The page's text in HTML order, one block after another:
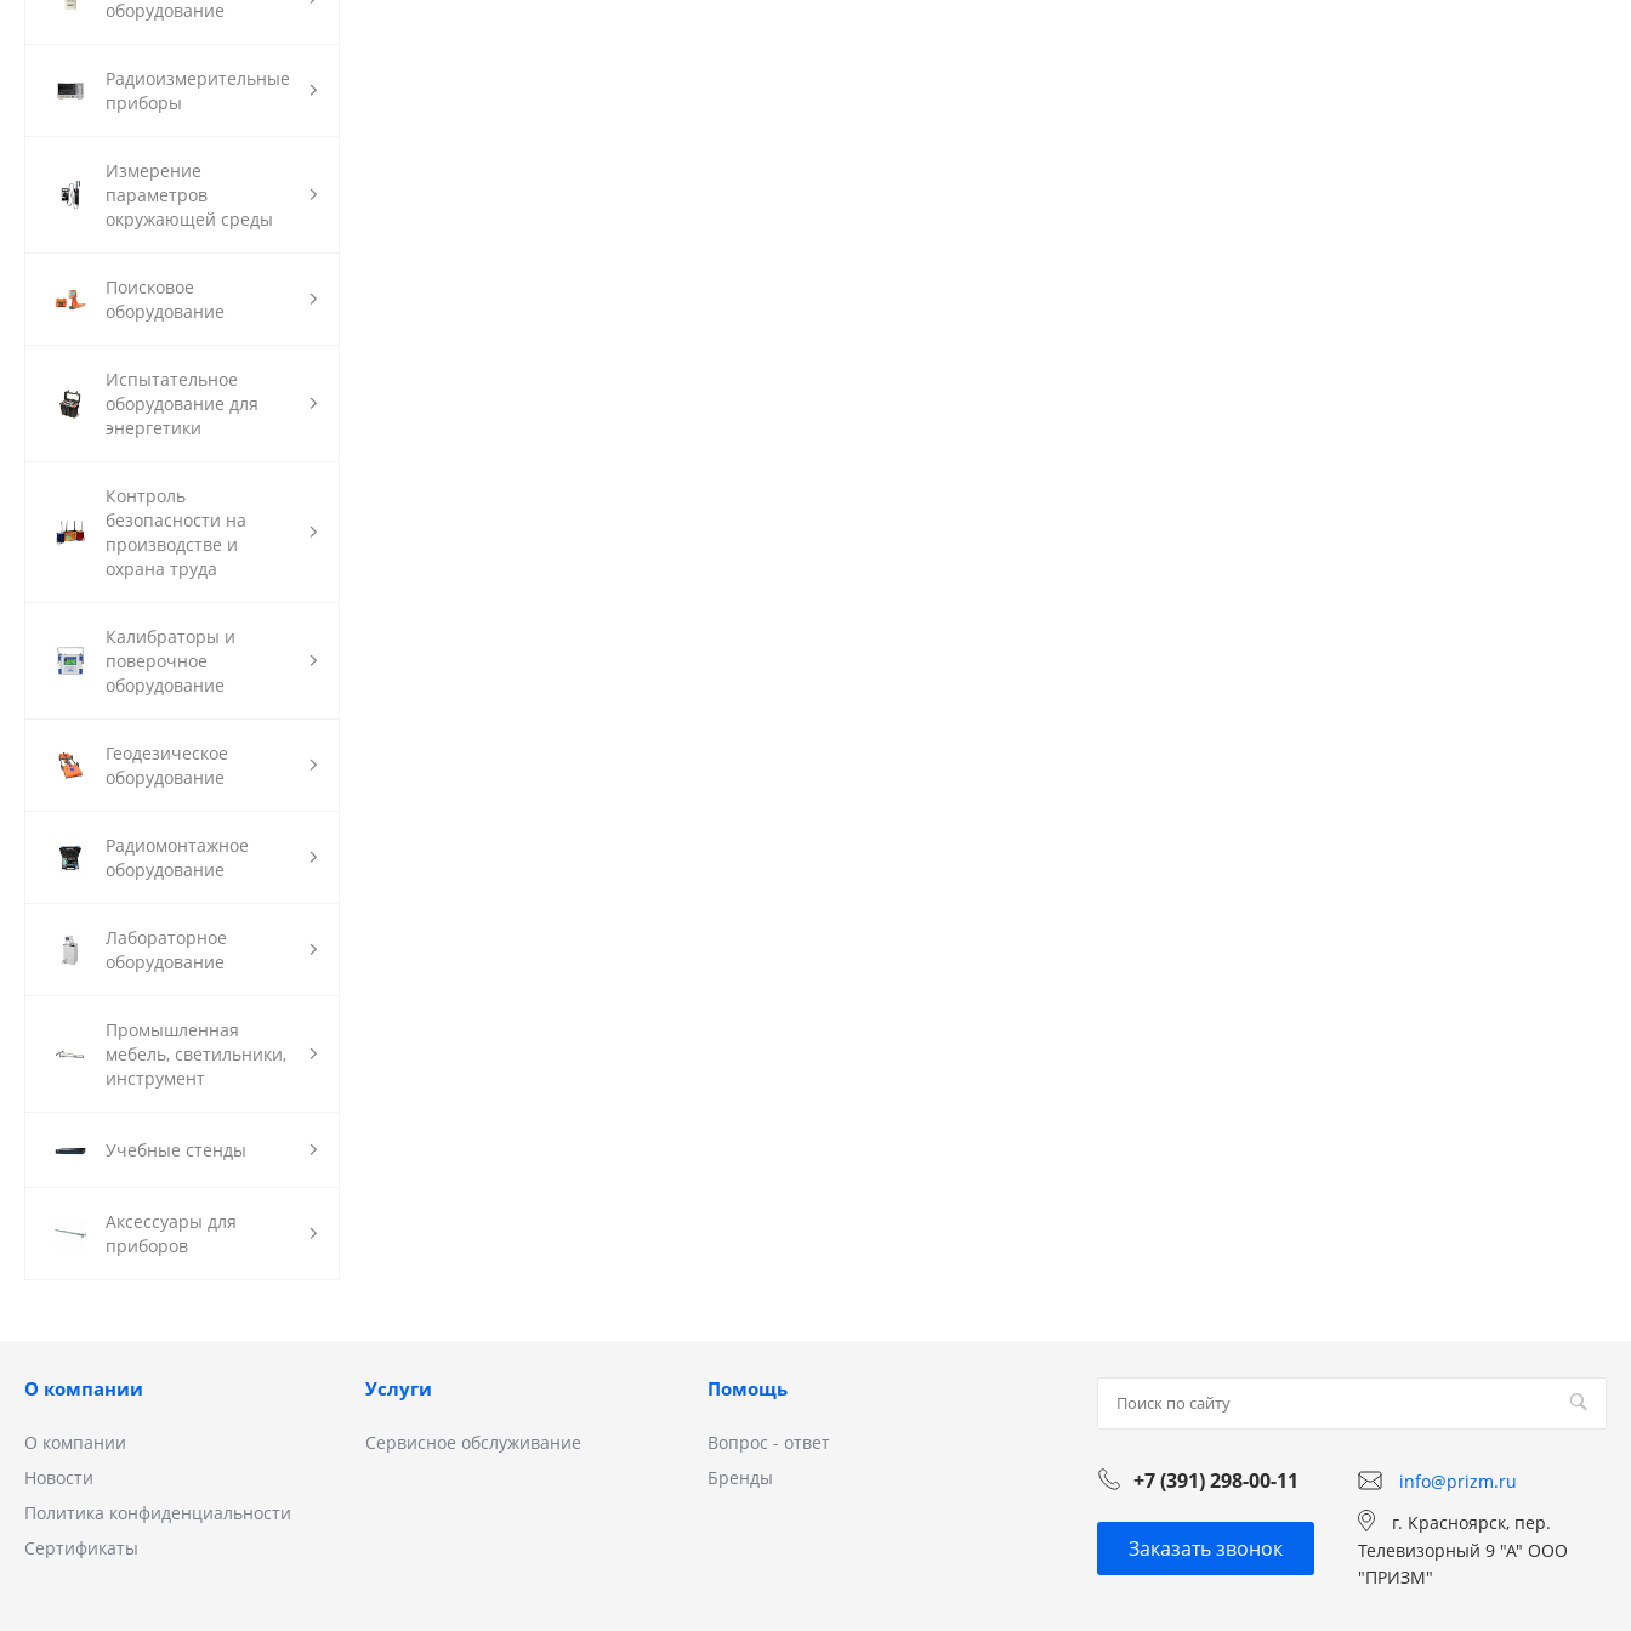
оборудование
Радиоизмерительные
приборы
Измерение
параметров
окружающей среды
Поисковое
оборудование
Испытательное
оборудование для
энергетики
Контроль
безопасности на
производстве и
охрана труда
Калибраторы и
поверочное
оборудование
Геодезическое
оборудование
Радиомонтажное
оборудование
Лабораторное
оборудование
Промышленная
мебель, светильники,
инструмент
Учебные стенды
Аксессуары для
приборов
О компании
О компании
Новости
Политика конфиденциальности
Сертификаты
Услуги
Сервисное обслуживание
Помощь
Вопрос - ответ
Бренды
+7 (391) 298-00-11 info@prizm.ru
Заказать звонок
г. Красноярск, пер.
Телевизорный 9 "А" ООО
"ПРИЗМ"